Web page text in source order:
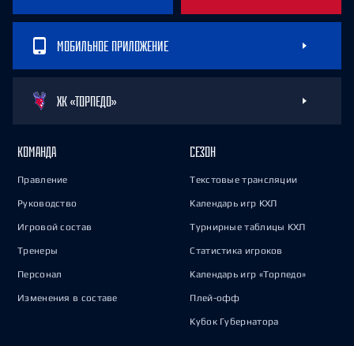
МОБИЛЬНОЕ ПРИЛОЖЕНИЕ
ХК «ТОРПЕДО»
КОМАНДА
Правление
Руководство
Игровой состав
Тренеры
Персонал
Изменения в составе
СЕЗОН
Текстовые трансляции
Календарь игр КХЛ
Турнирные таблицы КХЛ
Статистика игроков
Календарь игр «Торпедо»
Плей-офф
Кубок Губернатора